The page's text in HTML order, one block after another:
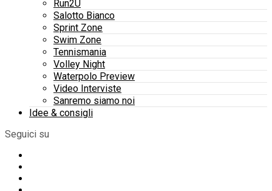
Run2U
Salotto Bianco
Sprint Zone
Swim Zone
Tennismania
Volley Night
Waterpolo Preview
Video Interviste
Sanremo siamo noi
Idee & consigli
Seguici su